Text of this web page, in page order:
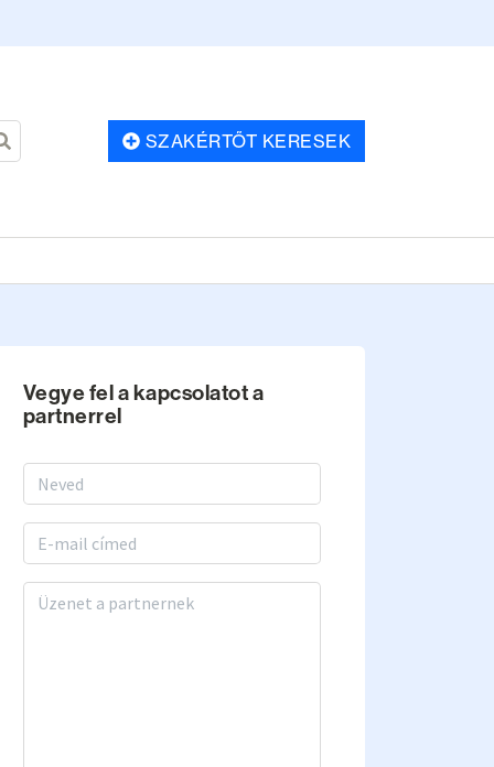
SZAKÉRTŐT KERESEK
Vegye fel a kapcsolatot a
partnerrel
Vezetéknév, keresztnév
Email
Üzenet a partnernek